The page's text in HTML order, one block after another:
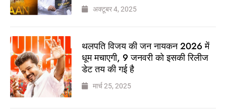
अक्टूबर 4, 2025
थलपति विजय की जन नायकन 2026 में
धूम मचाएगी, 9 जनवरी को इसकी रिलीज
डेट तय की गई है
मार्च 25, 2025